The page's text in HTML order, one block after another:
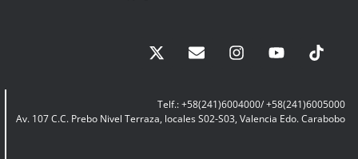
Telf.: +58(241)6004000/ +58(241)6005000
Av. 107 C.C. Prebo Nivel Terraza, locales S02-S03, Valencia Edo. Carabobo